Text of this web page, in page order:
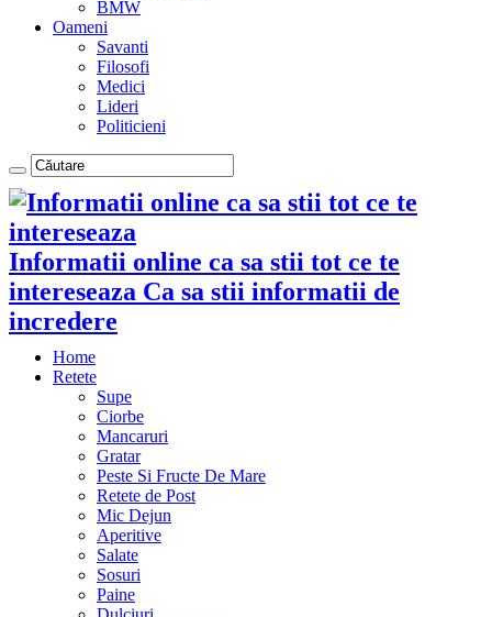
BMW
Oameni
Savanti
Filosofi
Medici
Lideri
Politicieni
Informatii online ca sa stii tot ce te
intereseaza Ca sa stii informatii de
incredere
Home
Retete
Supe
Ciorbe
Mancaruri
Gratar
Peste Si Fructe De Mare
Retete de Post
Mic Dejun
Aperitive
Salate
Sosuri
Paine